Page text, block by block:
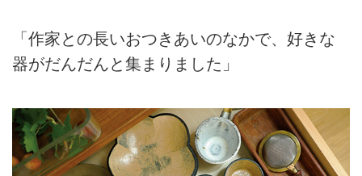
「作家との長いおつきあいのなかで、好きな
器がだんだんと集まりました」